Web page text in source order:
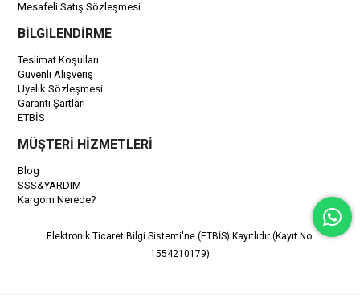
Mesafeli Satış Sözleşmesi
BİLGİLENDİRME
Teslimat Koşulları
Güvenli Alışveriş
Üyelik Sözleşmesi
Garanti Şartları
ETBİS
MÜŞTERİ HİZMETLERİ
Blog
SSS&YARDIM
Kargom Nerede?
Elektronik Ticaret Bilgi Sistemi'ne (ETBİS) Kayıtlıdır (Kayıt No:
1554210179)